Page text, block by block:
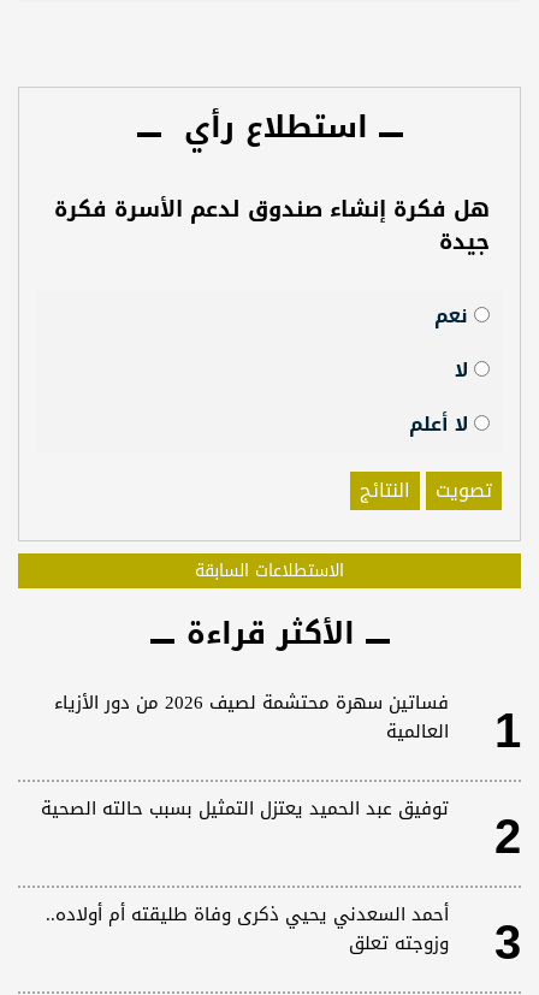
استطلاع رأي
هل فكرة إنشاء صندوق لدعم الأسرة فكرة
جيدة
نعم
لا
لا أعلم
تصويت
النتائج
الاستطلاعات السابقة
الأكثر قراءة
1
فساتين سهرة محتشمة لصيف 2026 من دور الأزياء
العالمية
2 توفيق عبد الحميد يعتزل التمثيل بسبب حالته الصحية
3
أحمد السعدني يحيي ذكرى وفاة طليقته أم أولاده..
وزوجته تعلق